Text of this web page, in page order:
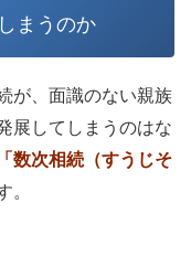
まうのか
が、面識のない親族
展してしまうのはな
「数次相続（すうじそ
。